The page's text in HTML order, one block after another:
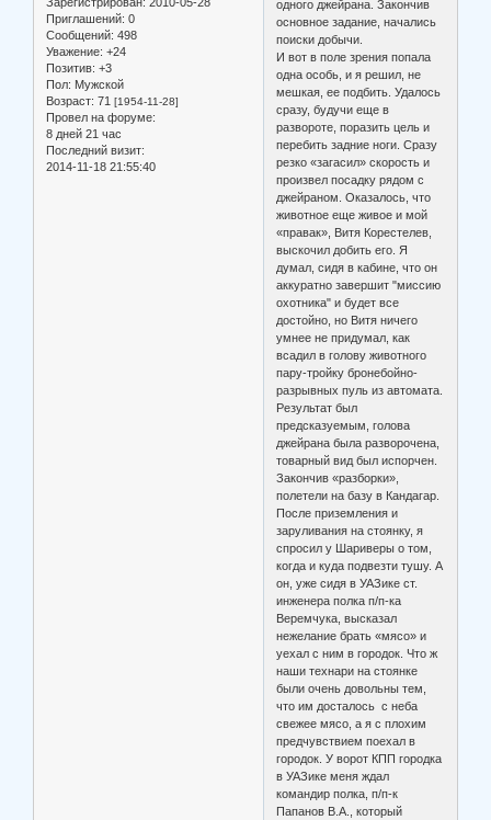
Приглашений: 0
Сообщений: 498
Уважение: +24
Позитив: +3
Пол: Мужской
Возраст: 71 [1954-11-28]
Провел на форуме:
8 дней 21 час
Последний визит:
2014-11-18 21:55:40
одного джейрана. Закончив
основное задание, начались
поиски добычи.
И вот в поле зрения попала
одна особь, и я решил, не
мешкая, ее подбить. Удалось
сразу, будучи еще в
развороте, поразить цель и
перебить задние ноги. Сразу
резко «загасил» скорость и
произвел посадку рядом с
джейраном. Оказалось, что
животное еще живое и мой
«правак», Витя Корестелев,
выскочил добить его. Я
думал, сидя в кабине, что он
аккуратно завершит "миссию
охотника" и будет все
достойно, но Витя ничего
умнее не придумал, как
всадил в голову животного
пару-тройку бронебойно-
разрывных пуль из автомата.
Результат был
предсказуемым, голова
джейрана была разворочена,
товарный вид был испорчен.
Закончив «разборки»,
полетели на базу в Кандагар.
После приземления и
заруливания на стоянку, я
спросил у Шариверы о том,
когда и куда подвезти тушу. А
он, уже сидя в УАЗике ст.
инженера полка п/п-ка
Веремчука, высказал
нежелание брать «мясо» и
уехал с ним в городок. Что ж
наши технари на стоянке
были очень довольны тем,
что им досталось с неба
свежее мясо, а я с плохим
предчувствием поехал в
городок. У ворот КПП городка
в УАЗике меня ждал
командир полка, п/п-к
Папанов В.А., который